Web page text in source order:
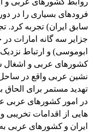
فرودهای بسیاری را در
سابق ایران) تجربه کرد.
جزایر سه گانه امارات
ابوموسی) و ارتباط
کشورهای عربی و اشغال
نشین عربی واقع در
تهدید مستمر برای الحاق
در امور کشورهای عربی
هایی از اقدامات تخریبی
ایران و کشورهای عربی